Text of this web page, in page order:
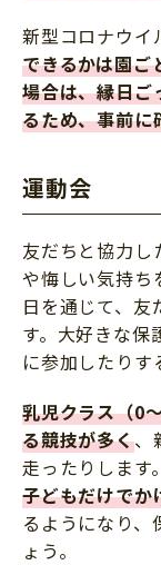
新型コロナウイ
できるかは園ご
場合は、縁日ご
るため、事前に
運動会
友だちと協力し
や悔しい気持ち
日を通じて、友
す。大好きな保
に参加したりす
乳児クラス（0
る競技が多く、
走ったりします
子どもだけでか
るようになり、
ょう。